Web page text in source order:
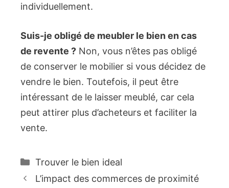
individuellement.
Suis-je obligé de meubler le bien en cas
de revente ? Non, vous n’êtes pas obligé
de conserver le mobilier si vous décidez de
vendre le bien. Toutefois, il peut être
intéressant de le laisser meublé, car cela
peut attirer plus d’acheteurs et faciliter la
vente.
Catégories
Trouver le bien ideal
L’impact des commerces de proximité